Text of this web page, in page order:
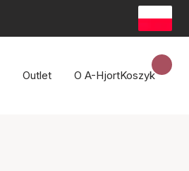
Outlet O A-HjortKoszyk